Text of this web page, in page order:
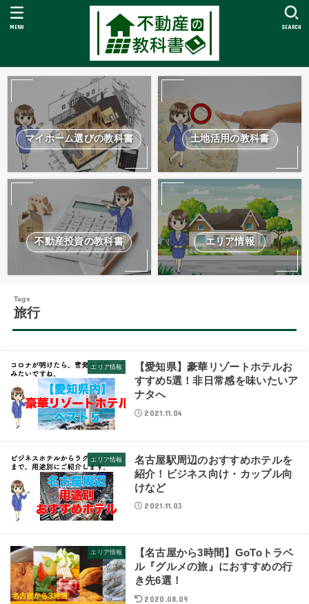
SEARCH
MENU
マイホーム選びの教科書 土地活用の教科書
不動産投資の教科書 エリア情報
旅行
エリア情報
【愛知県】豪華リゾートホテルお
すすめ5選！非日常感を味いたいア
ナタへ
2021.11.04
エリア情報
名古屋駅周辺のおすすめホテルを
紹介！ビジネス向け・カップル向
けなど
2021.11.03
エリア情報
【名古屋から3時間】GoToトラベ
ル『グルメの旅』におすすめの行
き先6選！
2020.08.09